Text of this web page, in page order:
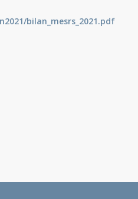
bilan_ mesrs_2021.pdf